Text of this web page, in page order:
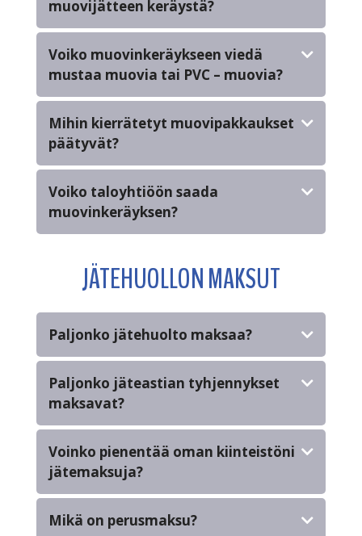
muovijätteen keräystä?
Voiko muovinkeräykseen viedä
mustaa muovia tai PVC – muovia?
Mihin kierrätetyt muovipakkaukset
päätyvät?
Voiko taloyhtiöön saada
muovinkeräyksen?
JÄTEHUOLLON MAKSUT
Paljonko jätehuolto maksaa?
Paljonko jäteastian tyhjennykset
maksavat?
Voinko pienentää oman kiinteistöni
jätemaksuja?
Mikä on perusmaksu?